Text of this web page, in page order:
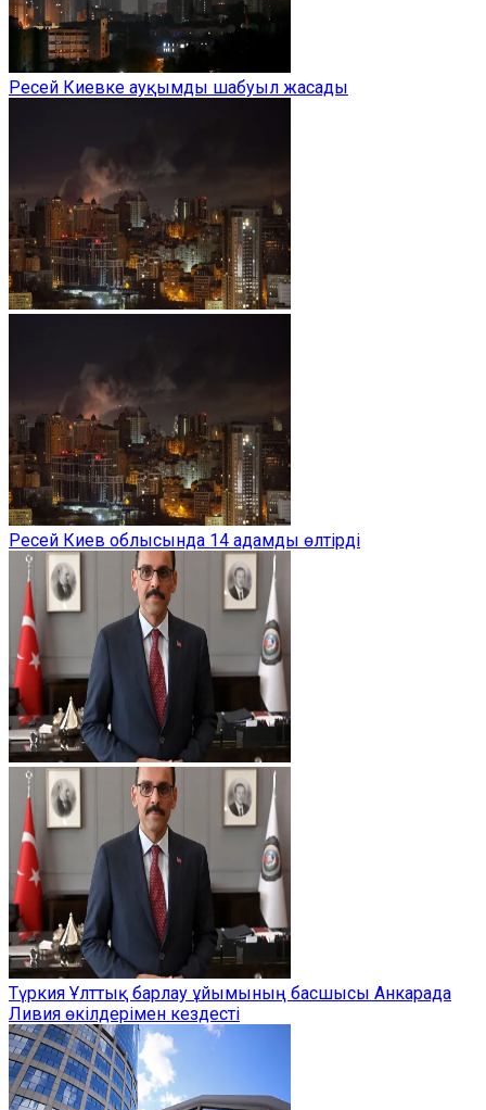
Ресей Киевке ауқымды шабуыл жасады
Ресей Киев облысында 14 адамды өлтірді
Түркия Ұлттық барлау ұйымының басшысы Анкарада
Ливия өкілдерімен кездесті